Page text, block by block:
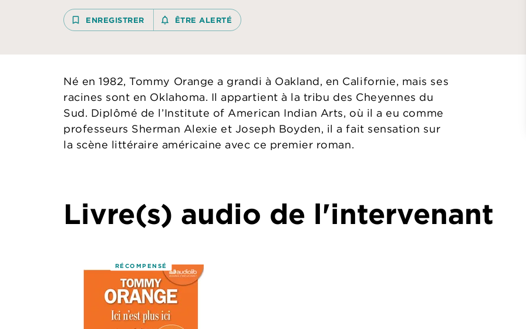
bookmark_border ENREGISTRER notifications_none_outlined
ÊTRE ALERTÉ
Né en 1982, Tommy Orange a grandi à Oakland, en Californie, mais ses
racines sont en Oklahoma. Il appartient à la tribu des Cheyennes du
Sud. Diplômé de l’Institute of American Indian Arts, où il a eu comme
professeurs Sherman Alexie et Joseph Boyden, il a fait sensation sur
la scène littéraire américaine avec ce premier roman.
Livre(s) audio de l'intervenant
RÉCOMPENSÉ